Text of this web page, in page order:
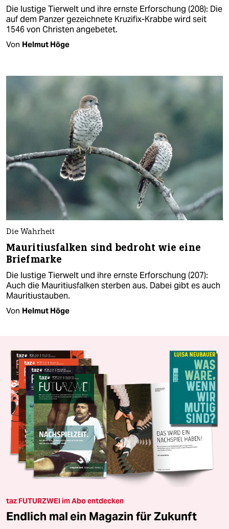
Die lustige Tierwelt und ihre ernste Erforschung (208): Die
auf dem Panzer gezeichnete Kruzifix-Krabbe wird seit
1546 von Christen angebetet.
Von Helmut Höge
Die Wahrheit
Mauritiusfalken sind bedroht wie eine
Briefmarke
Die lustige Tierwelt und ihre ernste Erforschung (207):
Auch die Mauritiusfalken sterben aus. Dabei gibt es auch
Mauritiustauben.
Von Helmut Höge
taz FUTURZWEI im Abo entdecken
Endlich mal ein Magazin für Zukunft